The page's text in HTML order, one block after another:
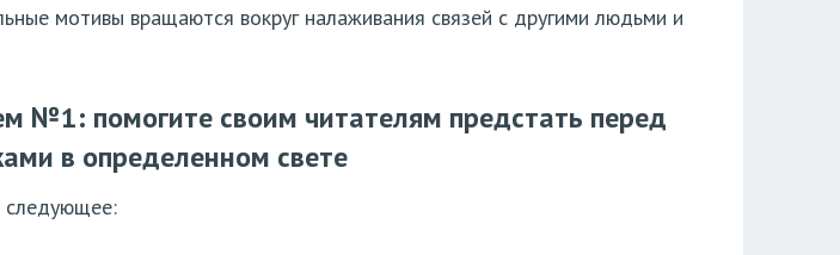
мотивы вращаются вокруг налаживания связей с другими людьми и
№1: помогите своим читателям предстать перед
в определенном свете
следующее: